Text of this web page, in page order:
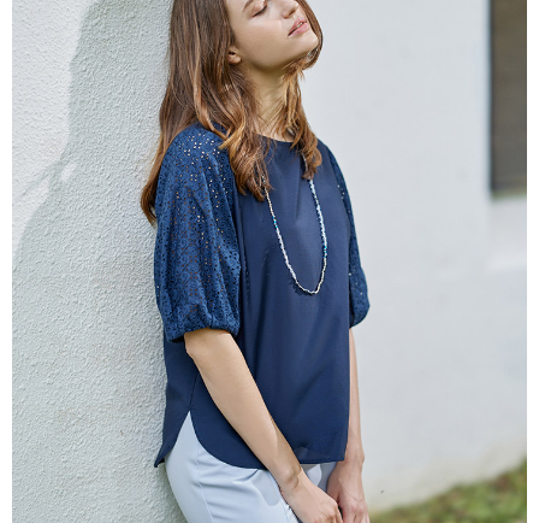
※ 請注意：結帳手續完成當下不需立刻繳費，但若您需要取消訂單，請聯絡
購買商品的店家。未經商家同意取消之訂單仍視為有效，需透過AFTEE先享
後付繳納相關費用。
※ 交易是否成功請以「AFTEE先享後付 」之結帳頁面顯示為準，若有關於
是否繳費成功／繳費後需取消欲退款等相關疑問，請聯繫「AFTEE先享後付
客戶支援中心」https://netprotections.freshdesk.com/support/home
【注意事項】
１．透過由恩沛科技股份有限公司提供之「AFTEE先享後付」服務完成之交
易，需依本服務之必要範圍內提供個人資料，並將交易相關給付款項請求債
權轉讓予恩沛科技股份有限公司。
２．關於個人資料處理事宜，請瀏覽以下網址：
https://aftee.tw/terms/#terms3
３．未成年的使用者請事先徵得法定代理人或監護人之同意方可使用
「AFTEE先享後付」，若未經同意申辦者引起之損失，本公司不負相關責
任。
４．使用「AFTEE先享後付」時，將依據個別帳號之用戶狀況，依本公司即
時審查核予不同之上限額度；若仍有額度不足之情形，本公司將視審查結果
請求用戶進行身份認證。
５．嚴禁一人註冊多個帳號或使用他人資訊註冊。若發現惡意使用之情形，
恩沛科技股份有限公司將有權停止該用戶之使用額度並採取法律行動。
付款後7-11取貨---滿2000元免運
每筆NT$60，滿NT$2,000(含以上)免運費
宅配-滿2000元免運
每筆NT$120，滿NT$2,000(含以上)免運費